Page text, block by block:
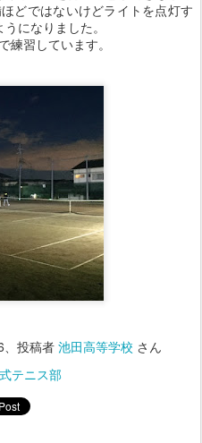
どではないけどライトを点灯す
になりました。
練習しています。
、投稿者 池田高等学校 さん
テニス部